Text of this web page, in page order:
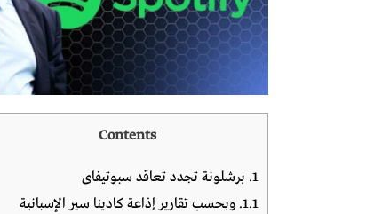
Contents
1. برشلونة تجدد تعاقد سبوتيفاى
1.1. وبحسب تقارير إذاعة كادينا سير الإسبانية